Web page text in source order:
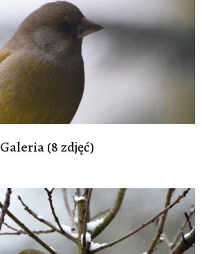
Galeria (8 zdjęć)